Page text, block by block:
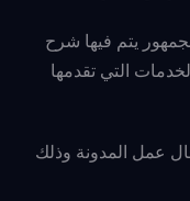
يتم فيها شرح
التي تقدمها
عمل المدونة وذلك